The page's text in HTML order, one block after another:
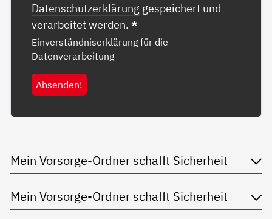
Datenschutzerklärung gespeichert und
verarbeitet werden.*
Einverständniserklärung für die
Datenverarbeitung
Absenden!
Mein Vorsorge-Ordner schafft Sicherheit
Mein Vorsorge-Ordner schafft Sicherheit